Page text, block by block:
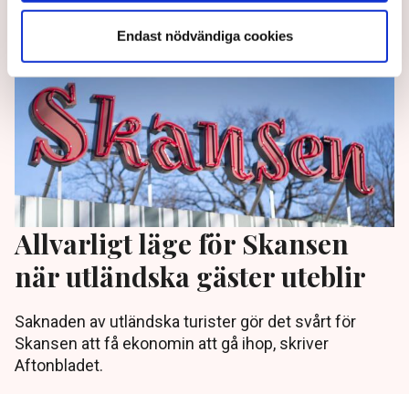
Endast nödvändiga cookies
Allvarligt läge för Skansen
när utländska gäster uteblir
Saknaden av utländska turister gör det svårt för
Skansen att få ekonomin att gå ihop, skriver
Aftonbladet.